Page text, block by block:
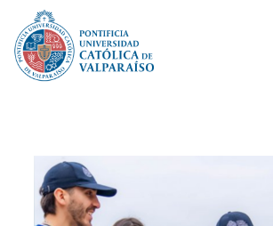
PUCV Internacional
Vinculación con el Medio